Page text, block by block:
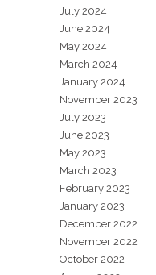
July 2024
June 2024
May 2024
March 2024
January 2024
November 2023
July 2023
June 2023
May 2023
March 2023
February 2023
January 2023
December 2022
November 2022
October 2022